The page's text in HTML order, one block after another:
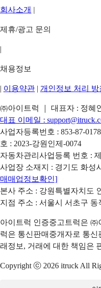
회사소개 |
제휴/광고 문의
|
채용정보
| 이용약관 | 개인정보 처리 방
㈜아이트럭 ｜ 대표자 : 정혜
대표 이메일 :
사업자등록번호 : 853-87-
호 : 2023-강원인제-0074
자동차관리사업등록 번호 :
사업장 소재지 : 경기도 화성
매매업정보확인]
본사 주소 : 강원특별자치도
지점 주소 : 서울시 서초구
아이트럭 인증중고트럭은
럭은 통신판매중개자로 통신
래정보, 거래에 대한 책임은
Copyright ⓒ 2026 itruck All